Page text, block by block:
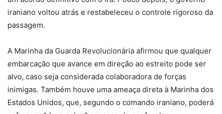
iraniano voltou atrás e restabeleceu o controle rigoroso da
passagem.
A Marinha da Guarda Revolucionária afirmou que qualquer
embarcação que avance em direção ao estreito pode ser
alvo, caso seja considerada colaboradora de forças
inimigas. Também houve uma ameaça direta à Marinha dos
Estados Unidos, que, segundo o comando iraniano, poderá